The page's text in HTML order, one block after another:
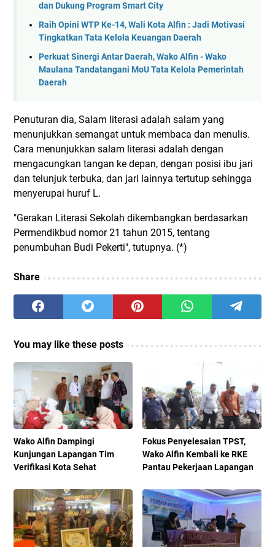
dan Dukung Program Smart City
Raih Opini WTP Ke-14, Wali Kota Alfin : Jadi Motivasi
Tingkatkan Tata Kelola Keuangan Daerah
Perkuat Sinergi Antar Daerah, Wako Alfin - Wako
Maulana Tandatangani MoU Tata Kelola Pemerintah
Daerah
Penuturan dia, Salam literasi adalah salam yang
menunjukkan semangat untuk membaca dan menulis.
Cara menunjukkan salam literasi adalah dengan
mengacungkan tangan ke depan, dengan posisi ibu jari
dan telunjuk terbuka, dan jari lainnya tertutup sehingga
menyerupai huruf L.
"Gerakan Literasi Sekolah dikembangkan berdasarkan
Permendikbud nomor 21 tahun 2015, tentang
penumbuhan Budi Pekerti", tutupnya. (*)
Share
You may like these posts
Wako Alfin Dampingi
Kunjungan Lapangan Tim
Verifikasi Kota Sehat
Fokus Penyelesaian TPST,
Wako Alfin Kembali ke RKE
Pantau Pekerjaan Lapangan